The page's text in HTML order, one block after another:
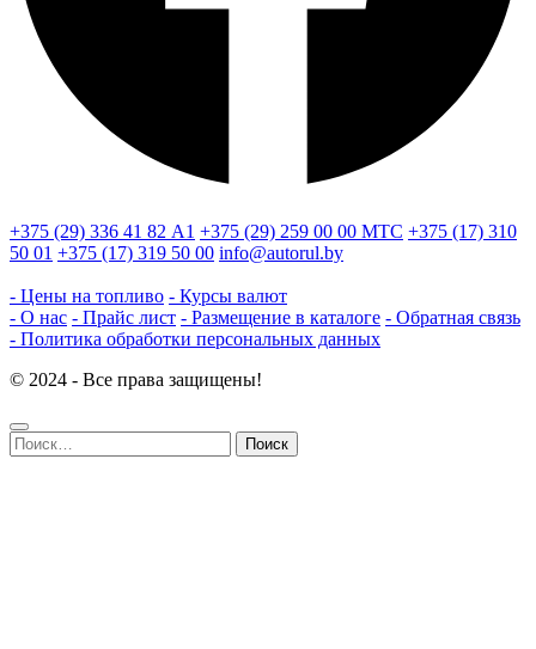
+375 (29) 336 41 82 А1 +375 (29) 259 00 00 МТС +375 (17) 310
50 01 +375 (17) 319 50 00 info@autorul.by
- Цены на топливо - Курсы валют
- О нас - Прайс лист - Размещение в каталоге - Обратная связь
- Политика обработки персональных данных
© 2024 - Все права защищены!
Найти: